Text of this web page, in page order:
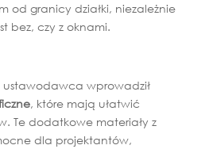
od granicy działki, niezależnie
bez, czy z oknami.
wprowadził
, które mają ułatwić
Te dodatkowe materiały z
dla projektantów,